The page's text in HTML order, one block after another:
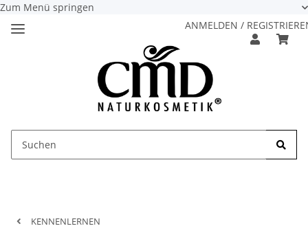
Zum Menü springen
ANMELDEN /
KENNENLERNEN